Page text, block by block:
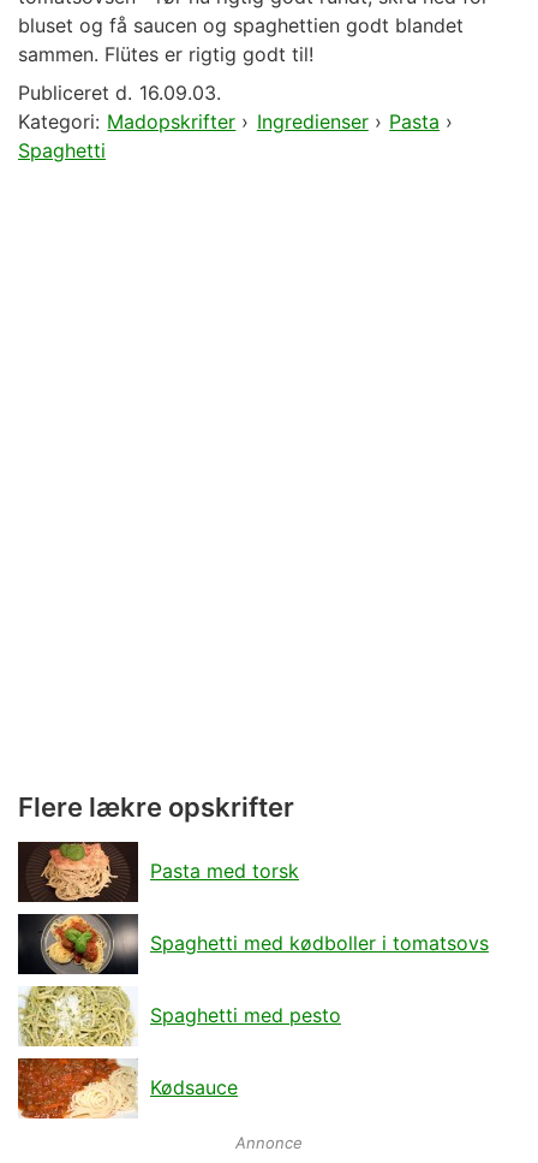
bluset og få saucen og spaghettien godt blandet
sammen. Flütes er rigtig godt til!
Publiceret d. 16.09.03.
Kategori: Madopskrifter › Ingredienser› Pasta ›
Spaghetti
Flere lækre opskrifter
Pasta med torsk
Spaghetti med kødboller i tomatsovs
Spaghetti med pesto
Kødsauce
Annonce